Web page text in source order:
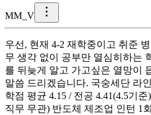
MM_V
우선, 현재 4-2 재학중이고 취준
무 생각 없이 공부만 열심히하는
를 뒤늦게 알고 가고싶은 열망이
말씀 드리겠습니다. 국숭세단 라
학점 평균 4.15 / 전공 4.41(4.5기
직무 무관) 반도체 제조업 인턴 1